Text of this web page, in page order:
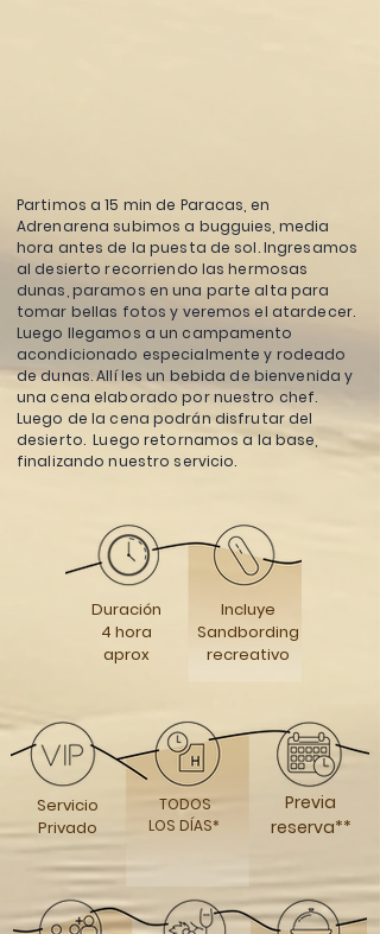
Partimos a 15 min de Paracas, en
Adrenarena subimos a bugguies, media
hora antes de la puesta de sol. Ingresamos
al desierto recorriendo las hermosas
dunas, paramos en una parte alta para
tomar bellas fotos y veremos el atardecer.
Luego llegamos a un campamento
acondicionado especialmente y rodeado
de dunas.Allíles un bebida de bienvenida y
una cena elaborado por nuestro chef.
Luego de la cenapodrán disfrutardel
desierto. Luego retornamos a la base,
finalizando nuestro servicio.
Duración
4 hora
aprox
Incluye
Sandbording
recreativo
Servicio
Privado
TODOS
LOS DÍAS*
Previa
reserva**